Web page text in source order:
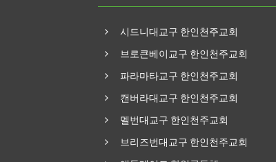
시드니대교구 한인천주교회
브로큰베이교구 한인천주교회
파라마타교구 한인천주교회
캔버라대교구 한인천주교회
멜번대교구 한인천주교회
브리즈번대교구 한인천주교회